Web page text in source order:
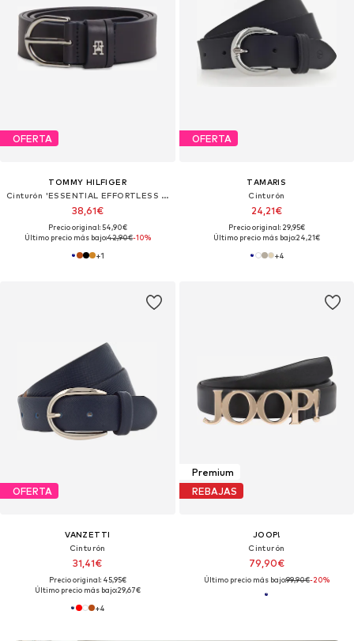
OFERTA
TOMMY HILFIGER
Cinturón 'ESSENTIAL EFFORTLESS 3.0'
38,61€
Precio original: 54,90€
Último precio más bajo:42,90€-10%
+1
OFERTA
TAMARIS
Cinturón
24,21€
Precio original: 29,95€
Último precio más bajo:24,21€
+4
OFERTA
VANZETTI
Cinturón
31,41€
Precio original: 45,95€
Último precio más bajo:29,67€
+4
Premium
REBAJAS
JOOP!
Cinturón
79,90€
Último precio más bajo:99,90€-20%